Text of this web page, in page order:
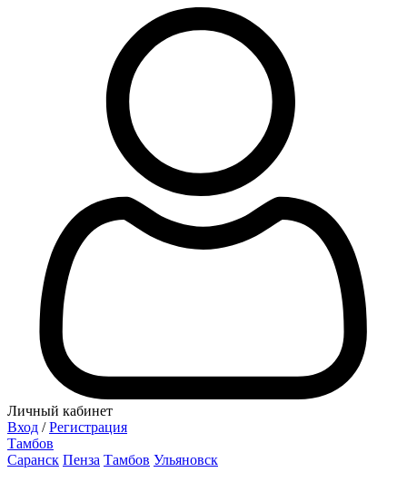
Личный кабинет
Вход / Регистрация
Тамбов
Саранск Пенза Тамбов Ульяновск